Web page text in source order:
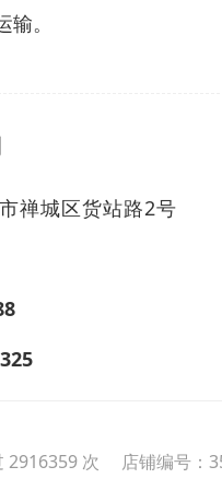
。
禅城区货站路2号
2916359 次 店铺编号：